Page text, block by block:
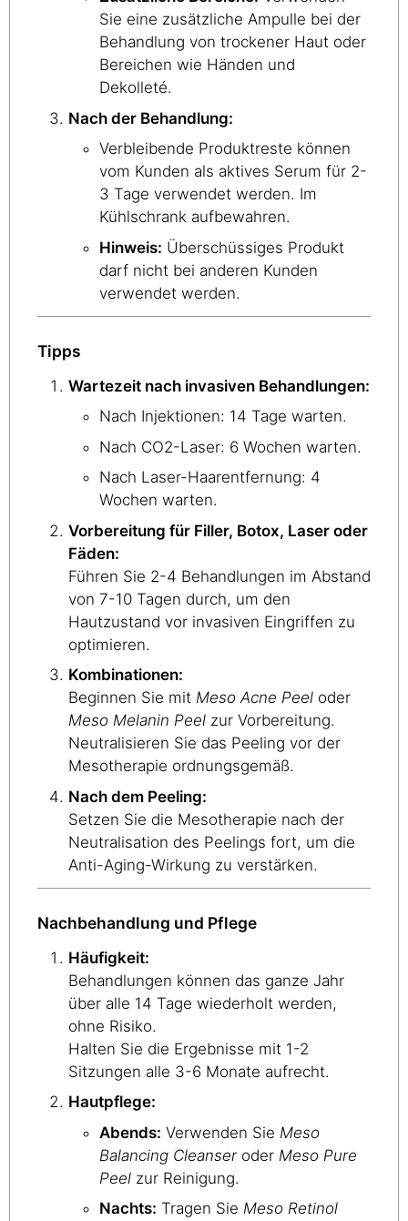
Sie eine zusätzliche Ampulle bei der
Behandlung von trockener Haut oder
Bereichen wie Händen und
Dekolleté.
Nach der Behandlung:
Verbleibende Produktreste können
vom Kunden als aktives Serum für 2-
3 Tage verwendet werden. Im
Kühlschrank aufbewahren.
Hinweis: Überschüssiges Produkt
darf nicht bei anderen Kunden
verwendet werden.
Tipps
Wartezeit nach invasiven Behandlungen:
Nach Injektionen: 14 Tage warten.
Nach CO2-Laser: 6 Wochen warten.
Nach Laser-Haarentfernung: 4
Wochen warten.
Vorbereitung für Filler, Botox, Laser oder
Fäden:
Führen Sie 2-4 Behandlungen im Abstand
von 7-10 Tagen durch, um den
Hautzustand vor invasiven Eingriffen zu
optimieren.
Kombinationen:
Beginnen Sie mit Meso Acne Peel oder
Meso Melanin Peel zur Vorbereitung.
Neutralisieren Sie das Peeling vor der
Mesotherapie ordnungsgemäß.
Nach dem Peeling:
Setzen Sie die Mesotherapie nach der
Neutralisation des Peelings fort, um die
Anti-Aging-Wirkung zu verstärken.
Nachbehandlung und Pflege
Häufigkeit:
Behandlungen können das ganze Jahr
über alle 14 Tage wiederholt werden,
ohne Risiko.
Halten Sie die Ergebnisse mit 1-2
Sitzungen alle 3-6 Monate aufrecht.
Hautpflege:
Abends: Verwenden Sie Meso
Balancing Cleanseroder Meso Pure
Peel zur Reinigung.
Nachts: Tragen Sie Meso Retinol